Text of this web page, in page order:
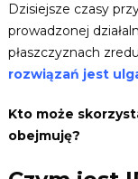
Dzisiejsze czasy
prowadzonej
płaszczyznach
rozwiązań jest
Kto może
obejmuję?